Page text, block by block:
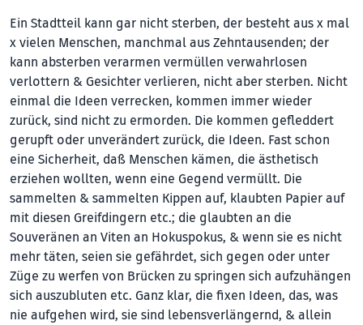
Ein Stadtteil kann gar nicht sterben, der besteht aus x mal
x vielen Menschen, manchmal aus Zehntausenden; der
kann absterben verarmen vermüllen verwahrlosen
verlottern & Gesichter verlieren, nicht aber sterben. Nicht
einmal die Ideen verrecken, kommen immer wieder
zurück, sind nicht zu ermorden. Die kommen gefleddert
gerupft oder unverändert zurück, die Ideen. Fast schon
eine Sicherheit, daß Menschen kämen, die ästhetisch
erziehen wollten, wenn eine Gegend vermüllt. Die
sammelten & sammelten Kippen auf, klaubten Papier auf
mit diesen Greifdingern etc.; die glaubten an die
Souveränen an Viten an Hokuspokus, & wenn sie es nicht
mehr täten, seien sie gefährdet, sich gegen oder unter
Züge zu werfen von Brücken zu springen sich aufzuhängen
sich auszubluten etc. Ganz klar, die fixen Ideen, das, was
nie aufgehen wird, sie sind lebensverlängernd, & allein